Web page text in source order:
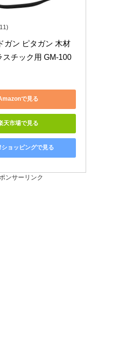
ガン ピタガン 木材
スチック用 GM-100
で見る
天市場で見る
ショッピングで見る
ンサーリンク